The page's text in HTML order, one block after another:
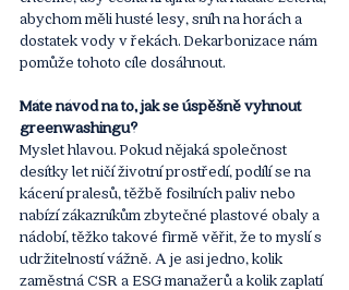
abychom měli husté lesy, sníh na horách a
dostatek vody v řekách. Dekarbonizace nám
pomůže tohoto cíle dosáhnout.
Máte návod na to, jak se úspěšně vyhnout
greenwashingu?
Myslet hlavou. Pokud nějaká společnost
desítky let ničí životní prostředí, podílí se na
kácení pralesů, těžbě fosilních paliv nebo
nabízí zákazníkům zbytečné plastové obaly a
nádobí, těžko takové firmě věřit, že to myslí s
udržitelností vážně. A je asi jedno, kolik
zaměstná CSR a ESG manažerů a kolik zaplatí